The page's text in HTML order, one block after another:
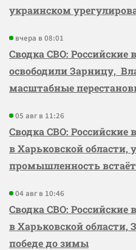
украинском
вчера в 08:01
Сводка СВО: Российские
освободили Зарницу,
масштабные
05 авг в 11:26
Сводка СВО: Российские
в Харьковской области,
промышленность
04 авг в 10:46
Сводка СВО: Российские
в Харьковской области,
победе до зимы